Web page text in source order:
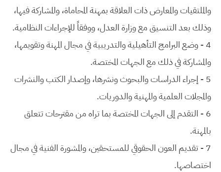
والملتقيات والمعارض ذات العلاقة بمهنة المحاماة، والمشاركة فيها،
وذلك بعد التنسيق مع وزارة العدل، ووفقاً للإجراءات النظامية.
4 - وضع البرامج التأهيلية والتدريبية في مجال المهنة وتقويمها،
والمشاركة في ذلك مع الجهات المختصة.
5 - إجراء الدراسات والبحوث ونشرها، وإصدار الكتب والنشرات
والمجلات العلمية والمهنية والدوريات.
6 - التقدم إلى الجهات المختصة بما تراه من مقترحات تتعلق
بالمهنة.
7 - تقديم العون الحقوقي للمستحقين، والمشورة الفنية في مجال
اختصاصها.